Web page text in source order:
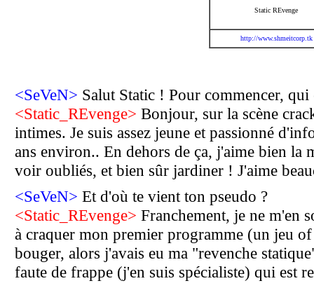
Static REvenge
http://www.shmeitcorp.tk
<SeVeN> Salut Static ! Pour commencer,
<Static_REvenge> Bonjour, sur la scène
intimes. Je suis assez jeune et passionné
ans environ.. En dehors de ça, j'aime bien la
voir oubliés, et bien sûr jardiner ! J'aime
<SeVeN> Et d'où te vient ton pseudo ?
<Static_REvenge> Franchement, je ne m'en
à craquer mon premier programme (un jeu
bouger, alors j'avais eu ma "revenche
faute de frappe (j'en suis spécialiste) qui est